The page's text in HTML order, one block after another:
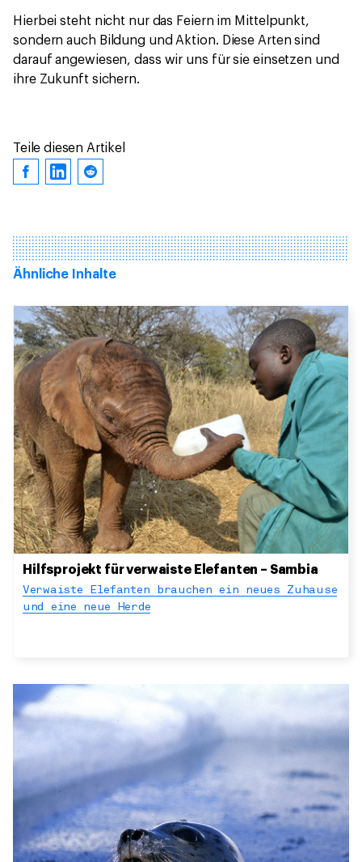
Hierbei steht nicht nur das Feiern im Mittelpunkt,
sondern auch Bildung und Aktion. Diese Arten sind
darauf angewiesen, dass wir uns für sie einsetzen und
ihre Zukunft sichern.
Teile diesen Artikel
Ähnliche Inhalte
Hilfsprojekt für verwaiste Elefanten – Sambia
Verwaiste Elefanten brauchen ein neues Zuhause
und eine neue Herde